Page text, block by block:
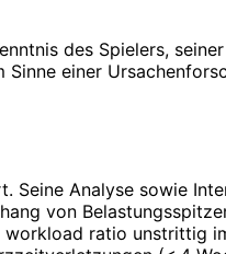
des Spielers,
einer
Seine Analyse sowie
von
workload ratio unstrittig